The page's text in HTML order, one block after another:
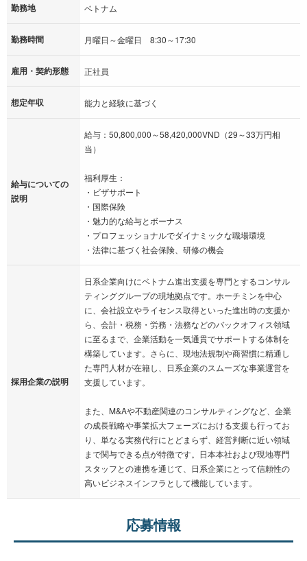
勤務地 ベトナム
勤務時間 月曜日～金曜日 8:30～17:30
雇用・契約形態 正社員
想定年収 能力と経験に基づく
給与についての
説明
給与：50,800,000～58,420,000VND（29～33万円相
当）
福利厚生：
・ビザサポート
・国際保険
・魅力的な給与とボーナス
・プロフェッショナルでダイナミックな職場環境
・法律に基づく社会保険、研修の機会
採用企業の説明
日系企業向けにベトナム進出支援を専門とするコンサル
ティンググループの現地拠点です。ホーチミンを中心
に、会社設立やライセンス取得といった進出時の支援か
ら、会計・税務・労務・法務などのバックオフィス領域
に至るまで、企業活動を一気通貫でサポートする体制を
構築しています。さらに、現地法規制や商習慣に精通し
た専門人材が在籍し、日系企業のスムーズな事業運営を
支援しています。
また、M&Aや不動産関連のコンサルティングなど、企業
の成長戦略や事業拡大フェーズにおける支援も行ってお
り、単なる実務代行にとどまらず、経営判断に近い領域
まで関与できる点が特徴です。日本本社および現地専門
スタッフとの連携を通じて、日系企業にとって信頼性の
高いビジネスインフラとして機能しています。
応募情報